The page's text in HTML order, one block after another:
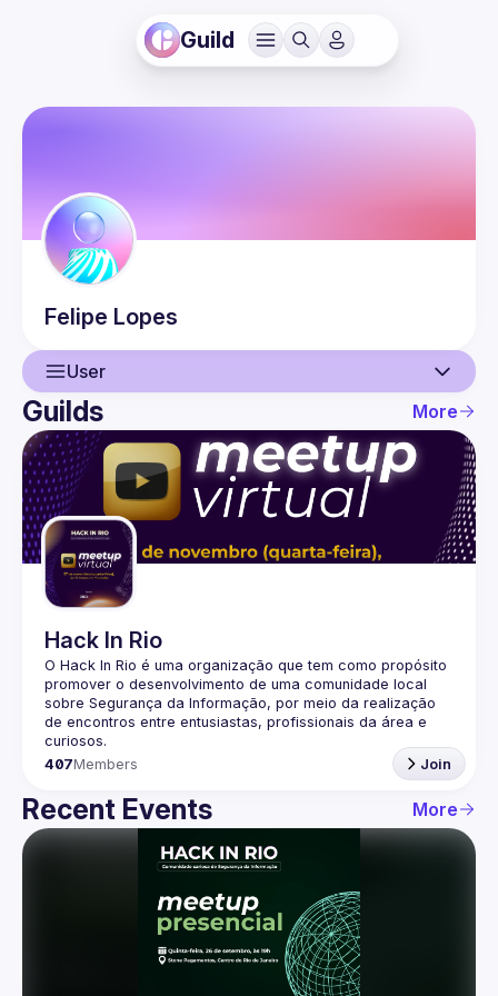
Guild
Felipe Lopes
User
User
Events
Guilds
Guilds More
Hack In Rio
O Hack In Rio é uma organização que tem como propósito
promover o desenvolvimento de uma comunidade local
sobre Segurança da Informação, por meio da realização
de encontros entre entusiastas, profissionais da área e
407Members Join
Recent Events More